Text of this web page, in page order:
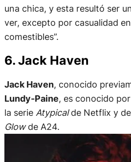
una chica, y esta resultó ser
ver, excepto por casualidad
comestibles”.
6. Jack Haven
Jack Haven, conocido
Lundy-Paine, es conocido
la serie Atypicalde Netflix y
Glowde A24.